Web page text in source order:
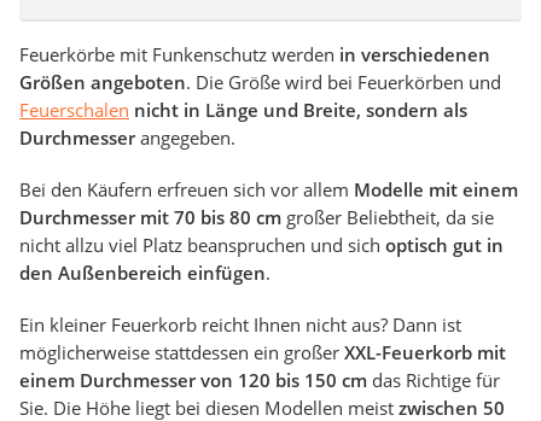
Feuerkörbe mit Funkenschutz werden in verschiedenen
Größen angeboten. Die Größe wird bei Feuerkörben und
Feuerschalen nicht in Länge und Breite, sondern als
Durchmesserangegeben.
Bei den Käufern erfreuen sich vor allem Modelle mit einem
Durchmesser mit 70 bis 80 cm großer Beliebtheit, da sie
nicht allzu viel Platz beanspruchen und sich optisch gut in
den Außenbereich einfügen.
Ein kleiner Feuerkorb reicht Ihnen nicht aus? Dann ist
möglicherweise stattdessen ein großer XXL-Feuerkorb mit
einem Durchmesser von 120 bis 150 cm das Richtige für
Sie. Die Höhe liegt bei diesen Modellen meist zwischen 50